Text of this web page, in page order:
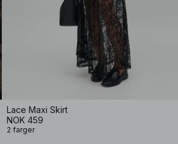
Lace Maxi Skirt
NOK 459
2 farger